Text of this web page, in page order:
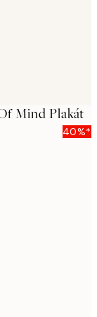
Mind Plakát
40%*